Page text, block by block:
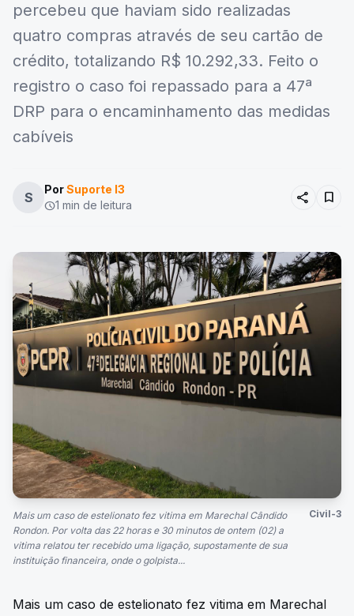
percebeu que haviam sido realizadas
quatro compras através de seu cartão de
crédito, totalizando R$ 10.292,33. Feito o
registro o caso foi repassado para a 47ª
DRP para o encaminhamento das medidas
cabíveis
S
PorSuporte I3
schedule1 min de leitura share bookmark
Mais um caso de estelionato fez vitima em Marechal Cândido
Rondon. Por volta das 22 horas e 30 minutos de ontem (02) a
vitima relatou ter recebido uma ligação, supostamente de sua
instituição financeira, onde o golpista...
Civil-3
Mais um caso de estelionato fez vitima em Marechal